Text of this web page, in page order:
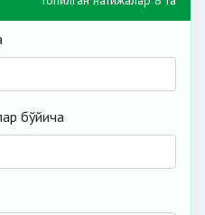
бўйича